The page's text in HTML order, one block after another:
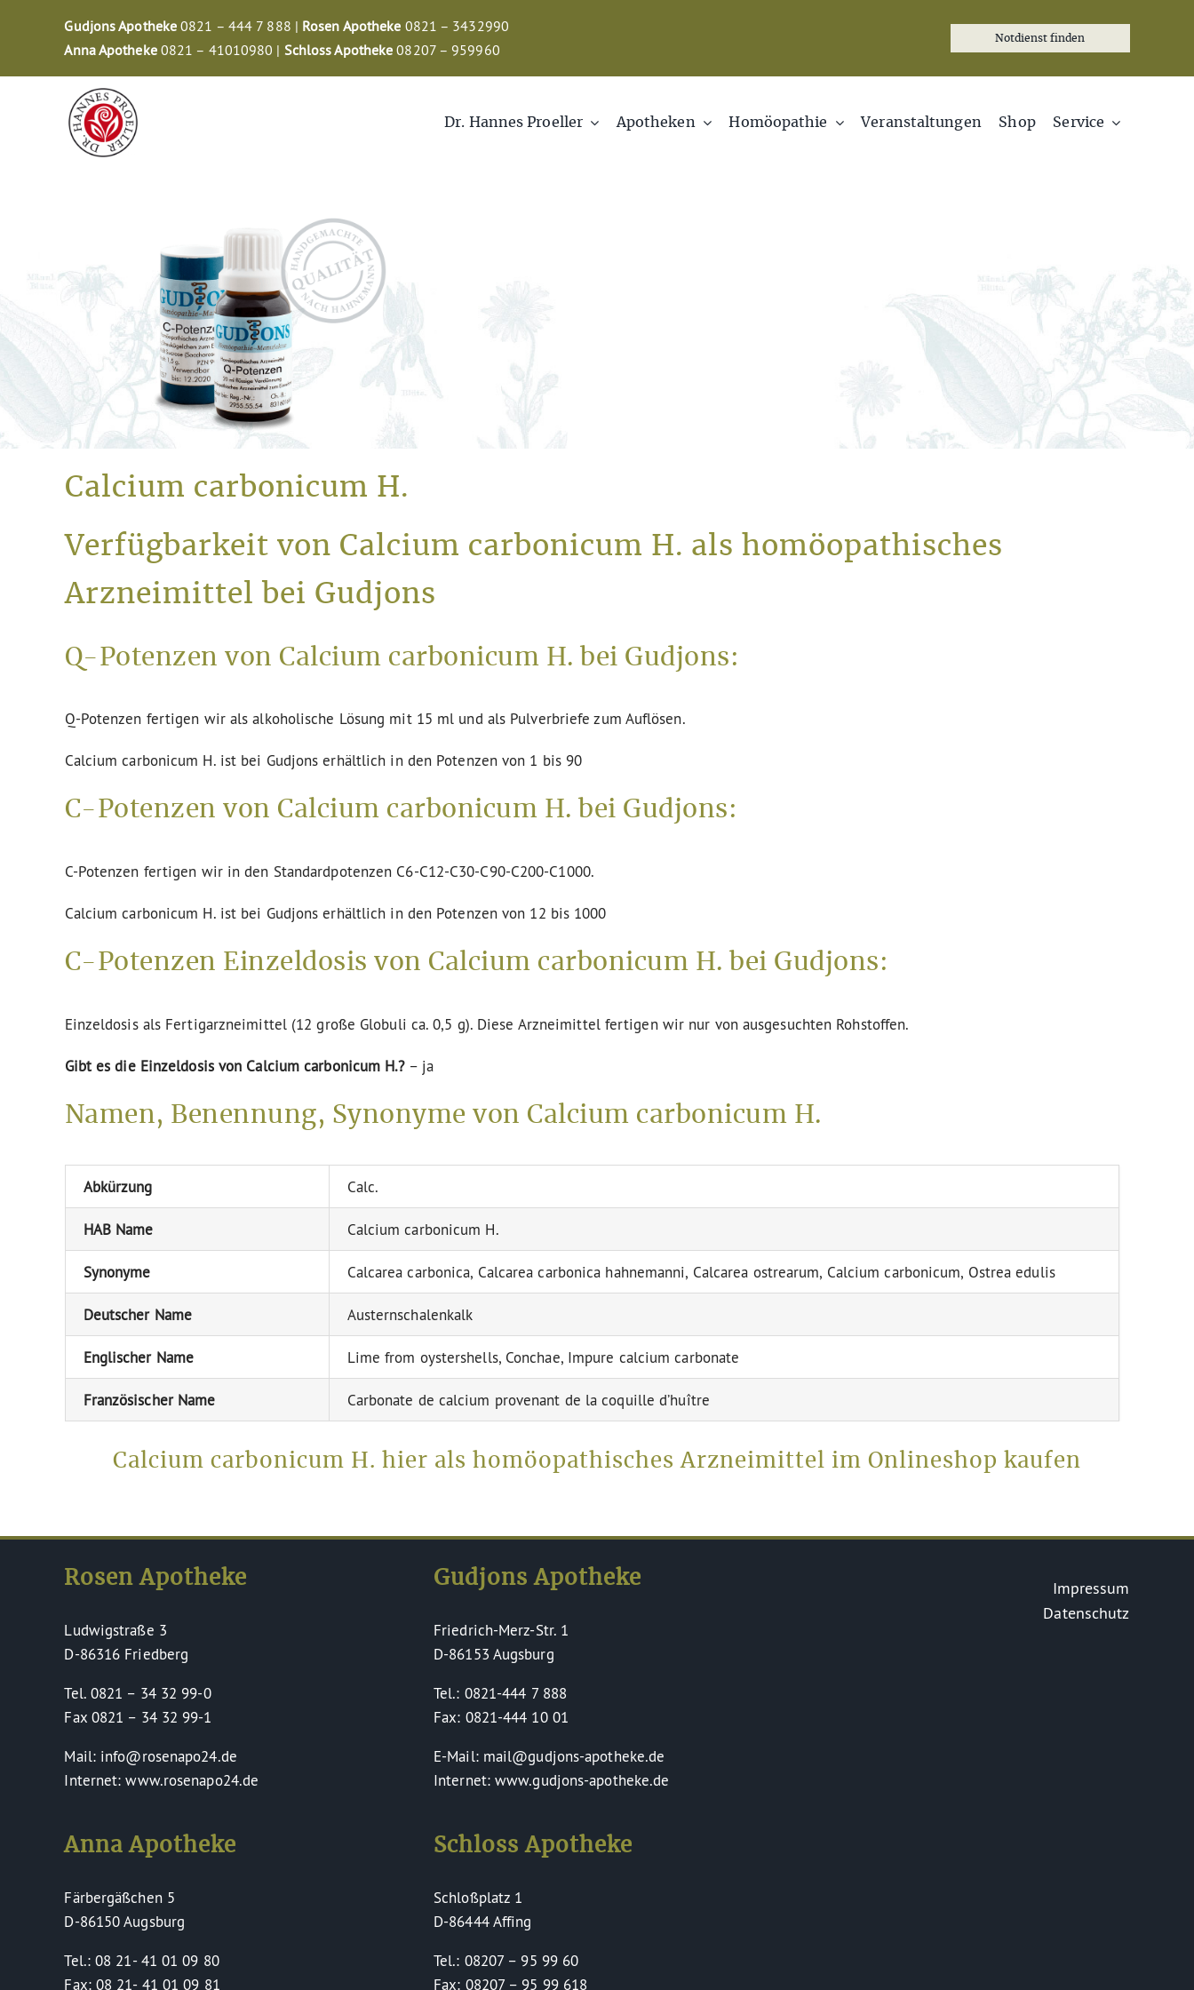
Gudjons Apotheke 0821 – 444 7 888 | Rosen Apotheke 0821 – 3432990
Anna Apotheke0821 – 41010980 | Schloss Apotheke 08207 – 959960
Notdienst finden
Dr. Hannes Proeller Apotheken Homöopathie Veranstaltungen Shop Service
Calcium carbonicum H.
Verfügbarkeit von Calcium carbonicum H. als homöopathisches
Arzneimittel bei Gudjons
Q-Potenzen von Calcium carbonicum H. bei Gudjons:
Q-Potenzen fertigen wir als alkoholische Lösung mit 15 ml und als Pulverbriefe zum Auflösen.
Calcium carbonicum H. ist bei Gudjons erhältlich in den Potenzen von 1 bis 90
C-Potenzen von Calcium carbonicum H. bei Gudjons:
C-Potenzen fertigen wir in den Standardpotenzen C6-C12-C30-C90-C200-C1000.
Calcium carbonicum H. ist bei Gudjons erhältlich in den Potenzen von 12 bis 1000
C-Potenzen Einzeldosis von Calcium carbonicum H. bei Gudjons:
Einzeldosis als Fertigarzneimittel (12 große Globuli ca. 0,5 g). Diese Arzneimittel fertigen wir nur von ausgesuchten Rohstoffen.
Gibt es die Einzeldosis von Calcium carbonicum H.?– ja
Namen, Benennung, Synonyme von Calcium carbonicum H.
Abkürzung Calc.
HAB Name Calcium carbonicum H.
Synonyme Calcarea carbonica, Calcarea carbonica hahnemanni, Calcarea ostrearum, Calcium carbonicum, Ostrea edulis
Deutscher Name Austernschalenkalk
Englischer Name Lime from oystershells, Conchae, Impure calcium carbonate
Französischer Name Carbonate de calcium provenant de la coquille d’huître
Calcium carbonicum H. hier als homöopathisches Arzneimittel im Onlineshop kaufen
Rosen Apotheke
Ludwigstraße 3
D-86316 Friedberg
Tel. 0821 – 34 32 99-0
Fax 0821 – 34 32 99-1
Mail: info@rosenapo24.de
Internet: www.rosenapo24.de
Anna Apotheke
Färbergäßchen 5
D-86150 Augsburg
Tel.: 08 21- 41 01 09 80
Fax: 08 21- 41 01 09 81
Gudjons Apotheke
Friedrich-Merz-Str. 1
D-86153 Augsburg
Tel.: 0821-444 7 888
Fax: 0821-444 10 01
E-Mail: mail@gudjons-apotheke.de
Internet: www.gudjons-apotheke.de
Schloss Apotheke
Schloßplatz 1
D-86444 Affing
Tel.: 08207 – 95 99 60
Fax: 08207 – 95 99 618
Impressum
Datenschutz